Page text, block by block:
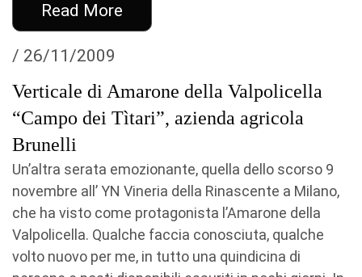
Read More
/ 26/11/2009
Verticale di Amarone della Valpolicella
“Campo dei Tìtari”, azienda agricola
Brunelli
Un’altra serata emozionante, quella dello scorso 9
novembre all’ YN Vineria della Rinascente a Milano,
che ha visto come protagonista l’Amarone della
Valpolicella. Qualche faccia conosciuta, qualche
volto nuovo per me, in tutto una quindicina di